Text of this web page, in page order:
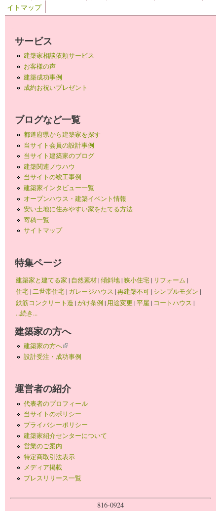
イトマップ
サービス
建築家相談依頼サービス
お客様の声
建築成功事例
成約お祝いプレゼント
ブログなど一覧
都道府県から建築家を探す
当サイト会員の設計事例
当サイト建築家のブログ
建築関連ノウハウ
当サイトの竣工事例
建築家インタビュー一覧
オープンハウス・建築イベント情報
安い土地に住みやすい家をたてる方法
寄稿一覧
サイトマップ
特集ページ
建築家と建てる家 | 自然素材|傾斜地|狭小住宅| リフォーム |
住宅|二世帯住宅| ガレージハウス |再建築不可| シンプルモダン |
鉄筋コンクリート造 |がけ条例 | 用途変更 |平屋 | コートハウス |
...続き...
建築家の方へ
建築家の方へ(link is external)
設計受注・成功事例
運営者の紹介
代表者のプロフィール
当サイトのポリシー
プライバシーポリシー
建築家紹介センターについて
営業のご案内
特定商取引法表示
メディア掲載
プレスリリース一覧
816-0924